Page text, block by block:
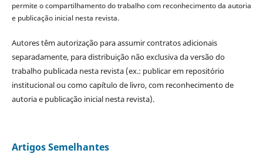
permite o compartilhamento do trabalho com reconhecimento da autoria
e publicação inicial nesta revista.
Autores têm autorização para assumir contratos adicionais
separadamente, para distribuição não exclusiva da versão do
trabalho publicada nesta revista (ex.: publicar em repositório
institucional ou como capítulo de livro, com reconhecimento de
autoria e publicação inicial nesta revista).
Artigos Semelhantes